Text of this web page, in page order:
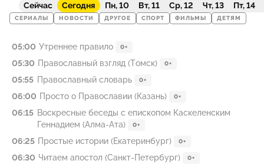
Сейчас Сегодня Пн, 10 Вт, 11 Ср, 12 Чт, 13 Пт, 14
СЕРИАЛЫ НОВОСТИ ДРУГОЕ СПОРТ ФИЛЬМЫ ДЕТЯМ
05:00 Утреннее правило 0+
05:30 Православный взгляд (Томск) 0+
05:55 Православный словарь 0+
06:00 Просто о Православии (Казань) 0+
06:15 Воскресные беседы с епископом Каскеленским
Геннадием (Алма-Ата)
0+
06:25 Простые истории (Екатеринбург) 0+
06:30 Читаем апостол (Санкт-Петербург) 0+